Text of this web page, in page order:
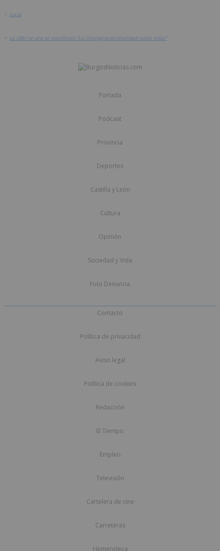
> Local
> La UBU se une al manifiesto “La intergeneracionalidad suma vidas”
Portada
Podcast
Provincia
Deportes
Castilla y León
Cultura
Opinión
Sociedad y Vida
Foto Denuncia
Contacto
Política de privacidad
Aviso legal
Política de cookies
Redacción
El Tiempo
Empleo
Televisión
Cartelera de cine
Carreteras
Hemeroteca